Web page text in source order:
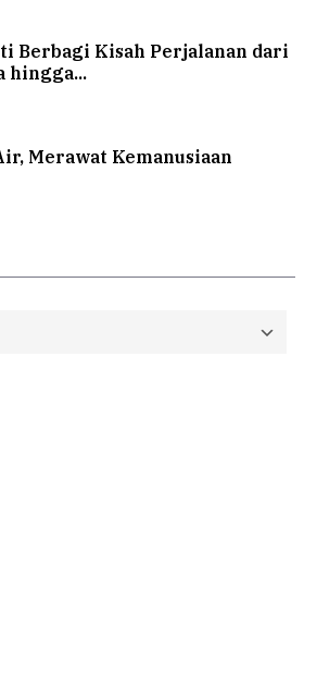
Berbagi Kisah Perjalanan dari
hingga...
Merawat Kemanusiaan